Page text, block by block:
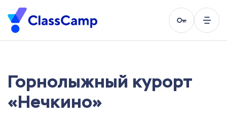
Горнолыжный курорт
«Нечкино»